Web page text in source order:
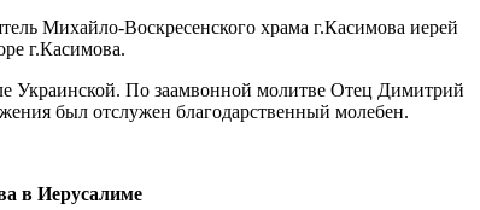
Михайло-Воскресенского храма г.Касимова иерей
г.Касимова.
Украинской. По заамвонной молитве Отец Димитрий
был отслужен благодарственный молебен.
в Иерусалиме